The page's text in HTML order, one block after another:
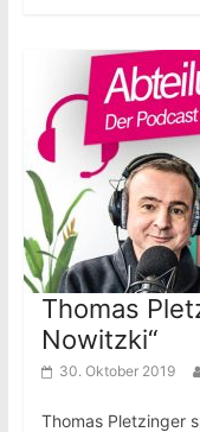
Thomas
Nowitzki“
30. Oktober 2019
Thomas Pletzinger